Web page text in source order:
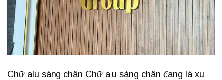
Chữ alu sáng chân Chữ alu sáng chân đang là xu